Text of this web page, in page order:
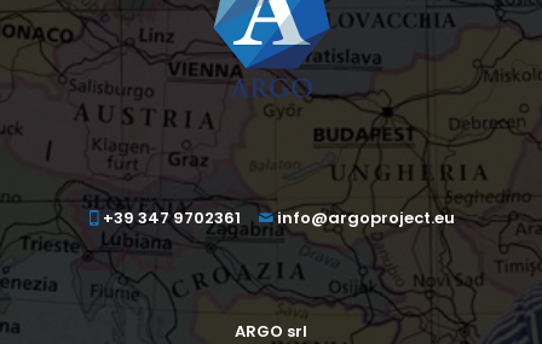
+39 347 9702361 info@argoproject.eu
ARGO srl